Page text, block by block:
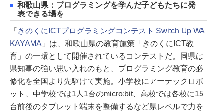
和歌山県：プログラミングを学んだ子どもたちに発
表できる場を
「 きのくにICTプログラミングコンテスト Switch Up WA
KAYAMA 」は、和歌山県の教育施策「きのくにICT教
育」の一環として開催されているコンテストだ。同県は
県知事の強い思い入れのもと、プログラミング教育の必
修化を全国より先駆けて実施。小学校にアーテックロボ
ット、中学校では1人1台のmicro:bit、高校では各校に15
台前後のタブレット端末を整備するなど県レベルで力を